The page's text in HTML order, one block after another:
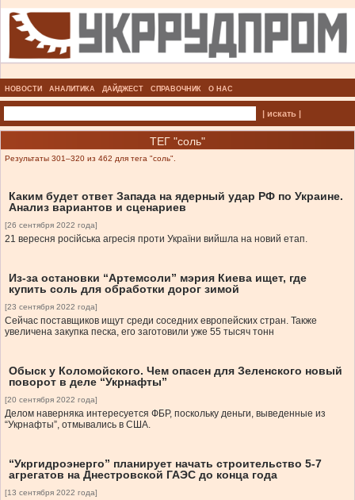
НОВОСТИ АНАЛИТИКА ДАЙДЖЕСТ СПРАВОЧНИК О НАС
| искать |
ТЕГ "соль"
Результаты 301–320 из 462 для тега "соль".
Каким будет ответ Запада на ядерный удар РФ по Украине.
Анализ вариантов и сценариев
[26 сентября 2022 года]
21 вересня російська агресія проти України вийшла на новий етап.
Из-за остановки “Артемсоли” мэрия Киева ищет, где
купить соль для обработки дорог зимой
[23 сентября 2022 года]
Сейчас поставщиков ищут среди соседних европейских стран. Также
увеличена закупка песка, его заготовили уже 55 тысяч тонн
Обыск у Коломойского. Чем опасен для Зеленского новый
поворот в деле “Укрнафты”
[20 сентября 2022 года]
Делом наверняка интересуется ФБР, поскольку деньги, выведенные из
“Укрнафты”, отмывались в США.
“Укргидроэнерго” планирует начать строительство 5-7
агрегатов на Днестровской ГАЭС до конца года
[13 сентября 2022 года]